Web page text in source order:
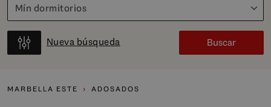
Mín dormitorios
Nueva búsqueda Buscar
MARBELLA ESTE ADOSADOS